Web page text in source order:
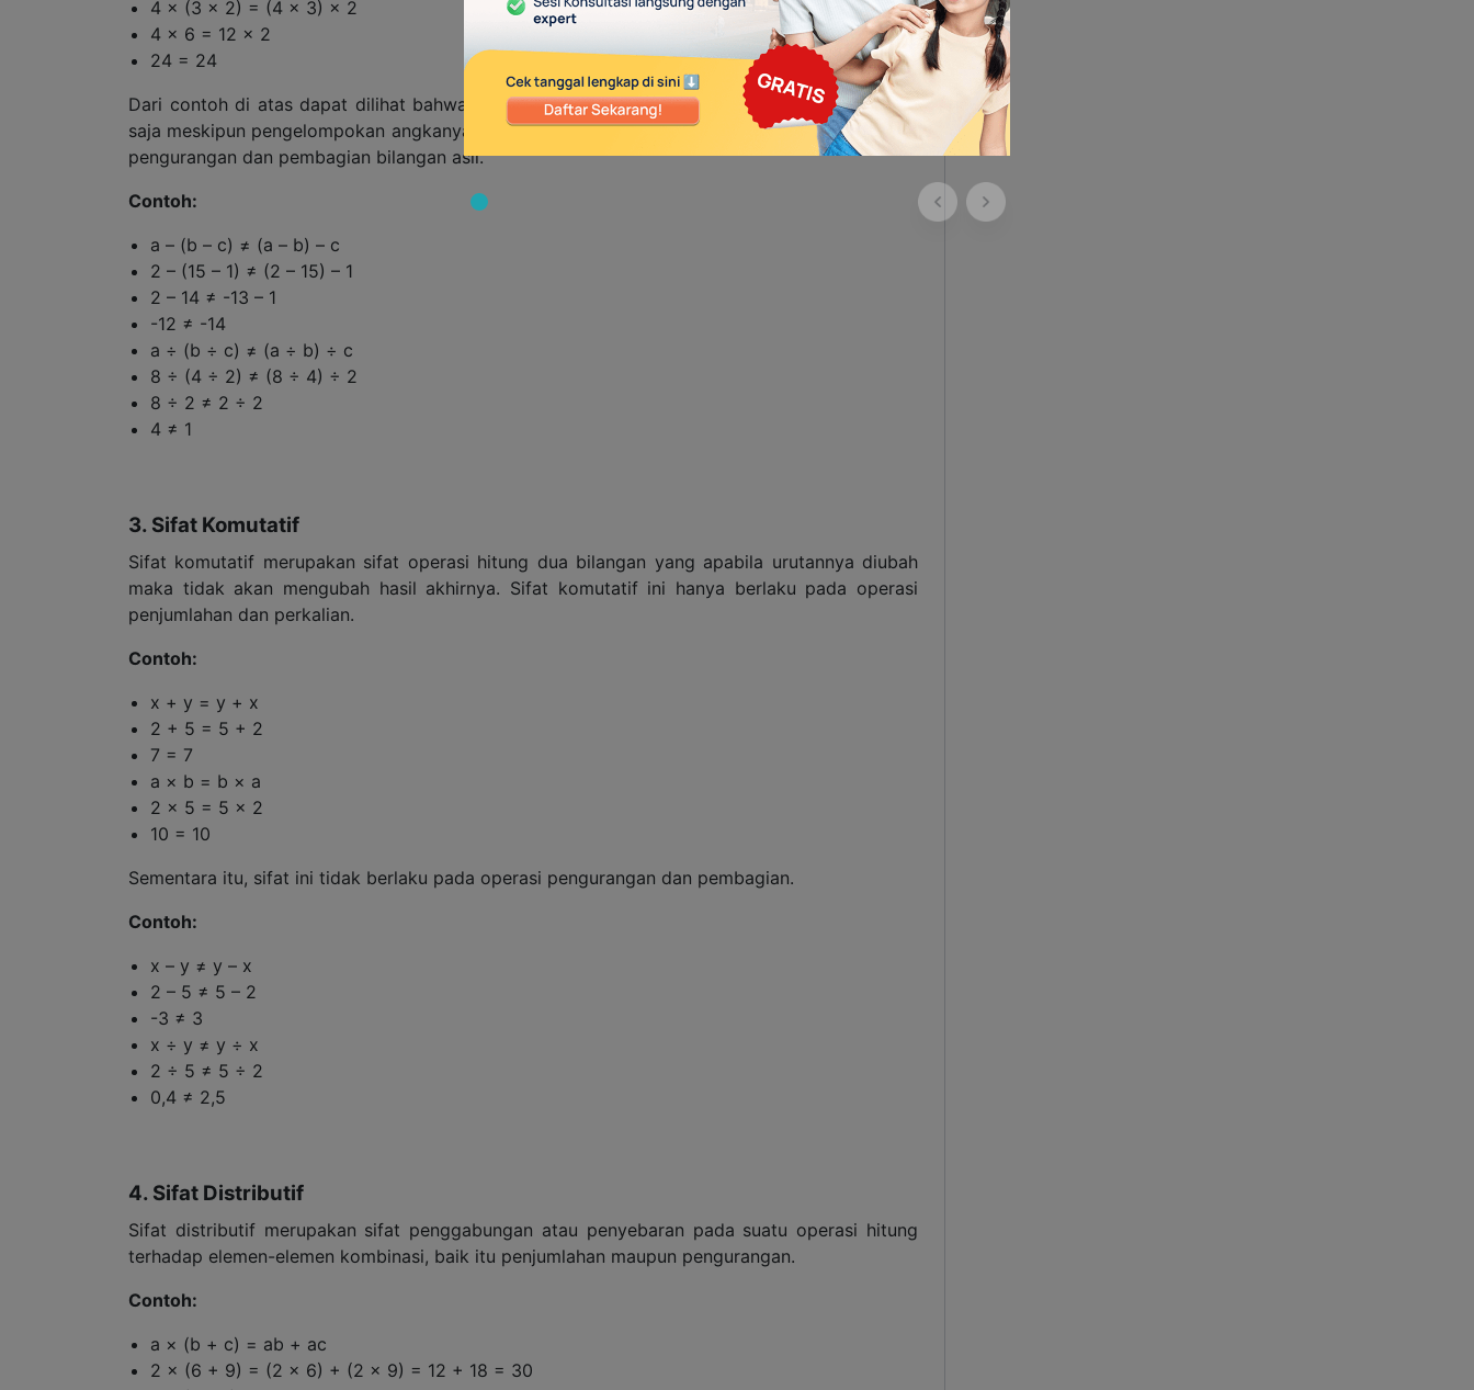
4 × (3 × 2) = (4 × 3) × 2
4 × 6 = 12 × 2
24 = 24
Dari contoh di atas dapat dilihat bahwa hasil akhir dari operasi bilangan tersebut akan sama
saja meskipun pengelompokan angkanya berbeda. Namun, sifat ini tidak berlaku untuk operasi
pengurangan dan pembagian bilangan asli.
Contoh:
a – (b – c) ≠ (a – b) – c
2 – (15 – 1) ≠ (2 – 15) – 1
2 – 14 ≠ -13 – 1
-12 ≠ -14
a ÷ (b ÷ c) ≠ (a ÷ b) ÷ c
8 ÷ (4 ÷ 2) ≠ (8 ÷ 4) ÷ 2
8 ÷ 2 ≠ 2 ÷ 2
4 ≠ 1
3. Sifat Komutatif
Sifat komutatif merupakan sifat operasi hitung dua bilangan yang apabila urutannya diubah
maka tidak akan mengubah hasil akhirnya. Sifat komutatif ini hanya berlaku pada operasi
penjumlahan dan perkalian.
Contoh:
x + y = y + x
2 + 5 = 5 + 2
7 = 7
a × b = b × a
2 × 5 = 5 × 2
10 = 10
Sementara itu, sifat ini tidak berlaku pada operasi pengurangan dan pembagian.
Contoh:
x – y ≠ y – x
2 – 5 ≠ 5 – 2
-3 ≠ 3
x ÷ y ≠ y ÷ x
2 ÷ 5 ≠ 5 ÷ 2
0,4 ≠ 2,5
4. Sifat Distributif
Sifat distributif merupakan sifat penggabungan atau penyebaran pada suatu operasi hitung
terhadap elemen-elemen kombinasi, baik itu penjumlahan maupun pengurangan.
Contoh:
a × (b + c) = ab + ac
2 × (6 + 9) = (2 × 6) + (2 × 9) = 12 + 18 = 30